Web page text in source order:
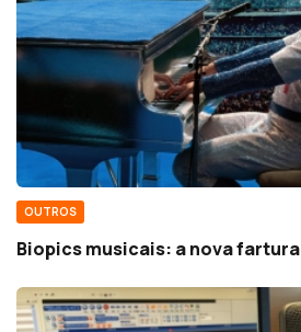
OUTROS
Biopics musicais: a nova fartura